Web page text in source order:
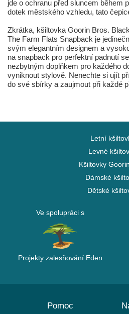
jde o ochranu před sluncem během
dotek městského vzhledu, tato
Zkrátka, kšiltovka Goorin Bros.
The Farm Flats Snapback je
svým elegantním designem a
na snapback pro perfektní padnutí
nezbytným doplňkem pro každého
vyniknout stylově. Nenechte si ujít
do své sbírky a zaujmout při každé
Letní
Levné
Kšiltovky
Dámské
Dětské
Ve spolupráci s
Projekty zalesňování Eden
Pomoc